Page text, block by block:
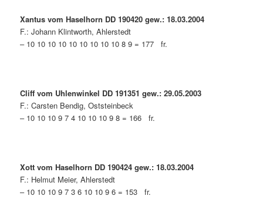
Xantus vom Haselhorn DD 190420 gew.: 18.03.2004
F.: Johann Klintworth, Ahlerstedt
– 10 10 10 10 10 10 10 10 10 8 9 = 177 fr.
Cliff vom Uhlenwinkel DD 191351 gew.: 29.05.2003
F.: Carsten Bendig, Oststeinbeck
– 10 10 10 9 7 4 10 10 10 9 8 = 166 fr.
Xott vom Haselhorn DD 190424 gew.: 18.03.2004
F.: Helmut Meier, Ahlerstedt
– 10 10 10 9 7 3 6 10 10 9 6 = 153 fr.